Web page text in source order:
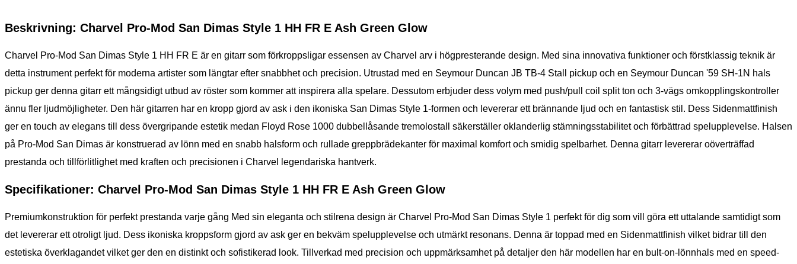
Beskrivning: Charvel Pro-Mod San Dimas Style 1 HH FR E Ash Green Glow
Charvel Pro-Mod San Dimas Style 1 HH FR E är en gitarr som förkroppsligar essensen av Charvel arv i högpresterande design. Med sina innovativa funktioner och förstklassig teknik är
detta instrument perfekt för moderna artister som längtar efter snabbhet och precision. Utrustad med en Seymour Duncan JB TB-4 Stall pickup och en Seymour Duncan '59 SH-1N hals
pickup ger denna gitarr ett mångsidigt utbud av röster som kommer att inspirera alla spelare. Dessutom erbjuder dess volym med push/pull coil split ton och 3-vägs omkopplingskontroller
ännu fler ljudmöjligheter. Den här gitarren har en kropp gjord av ask i den ikoniska San Dimas Style 1-formen och levererar ett brännande ljud och en fantastisk stil. Dess Sidenmattfinish
ger en touch av elegans till dess övergripande estetik medan Floyd Rose 1000 dubbellåsande tremolostall säkerställer oklanderlig stämningsstabilitet och förbättrad spelupplevelse. Halsen
på Pro-Mod San Dimas är konstruerad av lönn med en snabb halsform och rullade greppbrädekanter för maximal komfort och smidig spelbarhet. Denna gitarr levererar oöverträffad
prestanda och tillförlitlighet med kraften och precisionen i Charvel legendariska hantverk.
Specifikationer: Charvel Pro-Mod San Dimas Style 1 HH FR E Ash Green Glow
Premiumkonstruktion för perfekt prestanda varje gång Med sin eleganta och stilrena design är Charvel Pro-Mod San Dimas Style 1 perfekt för dig som vill göra ett uttalande samtidigt som
det levererar ett otroligt ljud. Dess ikoniska kroppsform gjord av ask ger en bekväm spelupplevelse och utmärkt resonans. Denna är toppad med en Sidenmattfinish vilket bidrar till den
estetiska överklagandet vilket ger den en distinkt och sofistikerad look. Tillverkad med precision och uppmärksamhet på detaljer den här modellen har en bult-on-lönnhals med en speed-